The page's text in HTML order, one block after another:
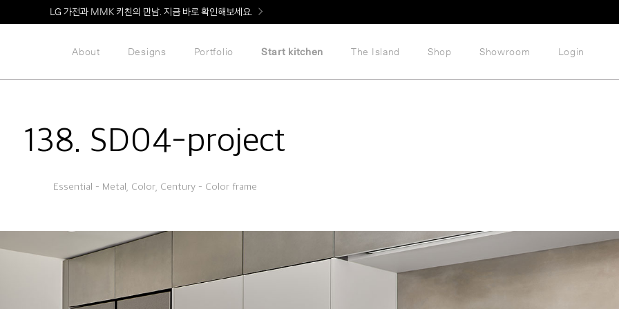
Welcome! 신규 회원가입 시 MMK Shop Coupon (총 60만원) 지급
About Designs Portfolio Start kitchen The Island Shop Showroom Login
138. SD04-project
Essential – Metal, Color, Century – Color frame